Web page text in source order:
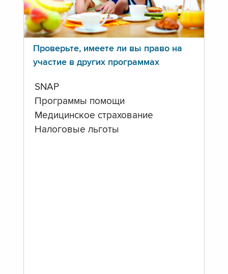
Проверьте, имеете ли вы право на
участие в других программах
SNAP
Программы помощи
Медицинское страхование
Налоговые льготы